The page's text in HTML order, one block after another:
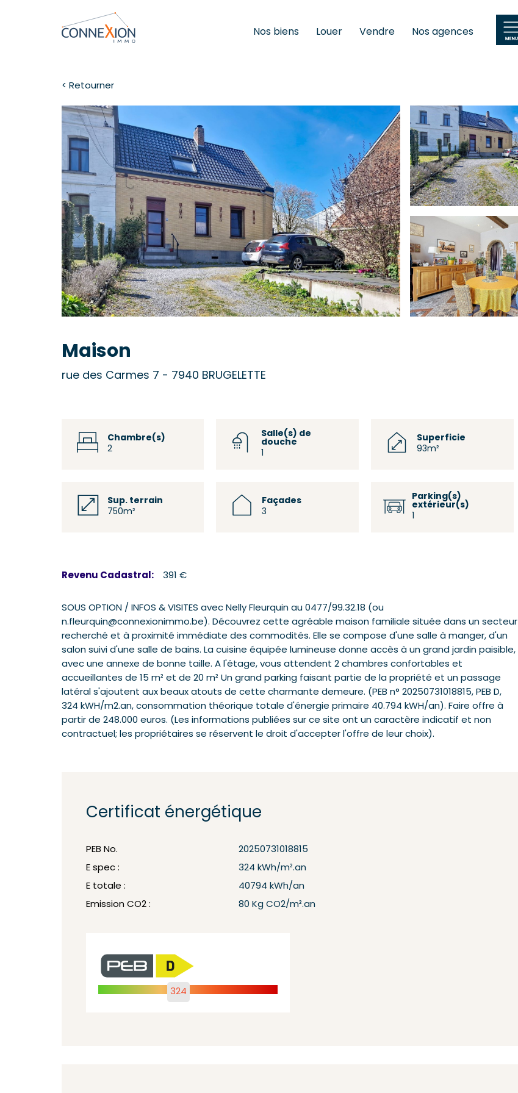
Nos biens Louer Vendre Nos agences
< Retourner
Maison
rue des Carmes 7 - 7940 BRUGELETTE
Chambre(s)
2
Salle(s) de
douche
1
Superficie
93m²
Sup. terrain
750m²
Façades
3
Parking(s)
extérieur(s)
1
Revenu Cadastral: 391 €
SOUS OPTION / INFOS & VISITES avec Nelly Fleurquin au 0477/99.32.18 (ou
n.fleurquin@connexionimmo.be). Découvrez cette agréable maison familiale située dans un secteur
recherché et à proximité immédiate des commodités. Elle se compose d'une salle à manger, d'un
salon suivi d'une salle de bains. La cuisine équipée lumineuse donne accès à un grand jardin paisible,
avec une annexe de bonne taille. A l'étage, vous attendent 2 chambres confortables et
accueillantes de 15 m² et de 20 m² Un grand parking faisant partie de la propriété et un passage
latéral s'ajoutent aux beaux atouts de cette charmante demeure. (PEB n° 20250731018815, PEB D,
324 kWH/m2.an, consommation théorique totale d'énergie primaire 40.794 kWH/an). Faire offre à
partir de 248.000 euros. (Les informations publiées sur ce site ont un caractère indicatif et non
contractuel; les propriétaires se réservent le droit d'accepter l'offre de leur choix).
Certificat énergétique
PEB No.
20250731018815
E spec :
324 kWh/m².an
E totale :
40794 kWh/an
Emission CO2 :
80 Kg CO2/m².an
324